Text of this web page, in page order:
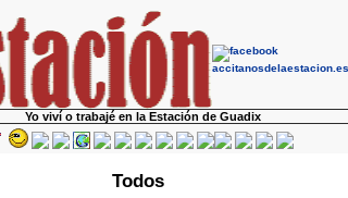
Yo viví o trabajé en la Estación de Guadix
Todos